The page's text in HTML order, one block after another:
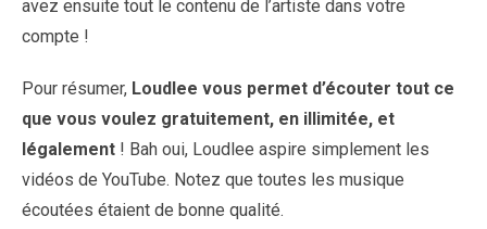
avez ensuite tout le contenu de l’artiste dans votre
compte !
Pour résumer, Loudlee vous permet d’écouter tout ce
que vous voulez gratuitement, en illimitée, et
légalement ! Bah oui, Loudlee aspire simplement les
vidéos de YouTube. Notez que toutes les musique
écoutées étaient de bonne qualité.